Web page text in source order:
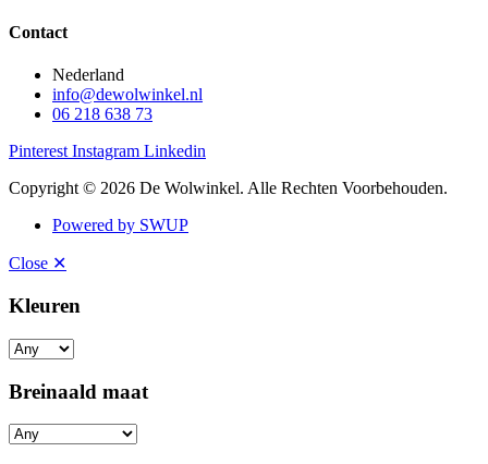
Contact
Nederland
info@dewolwinkel.nl
06 218 638 73
Pinterest Instagram Linkedin
Copyright © 2026 De Wolwinkel. Alle Rechten Voorbehouden.
Powered by SWUP
Close ✕
Kleuren
Breinaald maat